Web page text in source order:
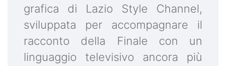
grafica di Lazio Style Channel,
sviluppata per accompagnare il
racconto della Finale con un
linguaggio televisivo ancora più